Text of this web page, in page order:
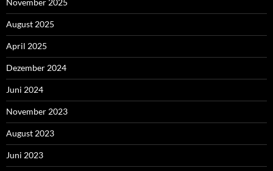
November 2025
August 2025
April 2025
Dezember 2024
Juni 2024
November 2023
August 2023
Juni 2023